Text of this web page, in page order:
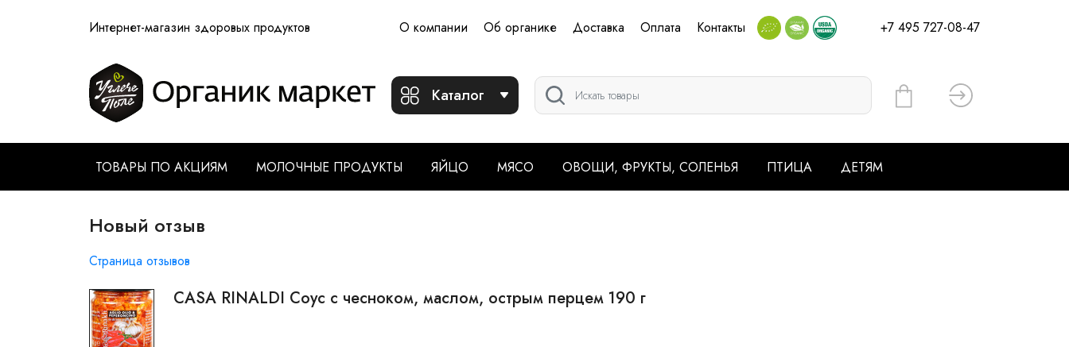
Интернет-магазин здоровых продуктов О компании Об органике Доставка Оплата Контакты +7 495 727-08-47
Каталог Вход
ТОВАРЫ ПО АКЦИЯМ МОЛОЧНЫЕ ПРОДУКТЫ ЯЙЦО МЯСО ОВОЩИ, ФРУКТЫ, СОЛЕНЬЯ ПТИЦА ДЕТЯМ
Новый отзыв
Страница отзывов
CASA RINALDI Соус с чесноком, маслом, острым перцем 190 г